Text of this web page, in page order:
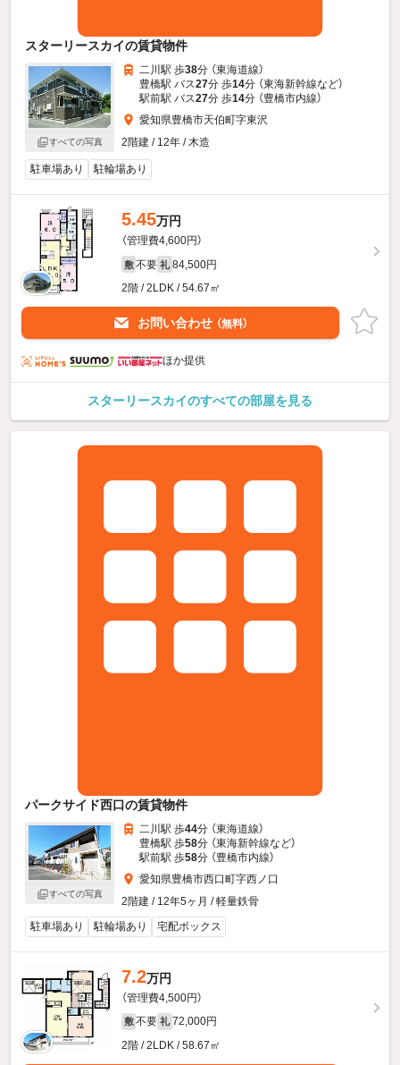
スターリースカイの賃貸物件
すべての写真
二川駅 歩38分 （東海道線）
豊橋駅 バス27分 歩14分 （東海新幹線など）
駅前駅 バス27分 歩14分 （豊橋市内線）
愛知県豊橋市天伯町字東沢
2階建 / 12年 / 木造
駐車場あり 駐輪場あり
5.45万円
（管理費4,600円）
敷 不要 礼 84,500円
2階 / 2LDK / 54.67㎡
お問い合わせ （無料）
ほか提供
スターリースカイのすべての部屋を見る
パークサイド西口の賃貸物件
すべての写真
二川駅 歩44分 （東海道線）
豊橋駅 歩58分 （東海新幹線など）
駅前駅 歩58分 （豊橋市内線）
愛知県豊橋市西口町字西ノ口
2階建 / 12年5ヶ月 / 軽量鉄骨
駐車場あり
駐輪場あり 宅配ボックス
7.2万円
（管理費4,500円）
敷 不要 礼 72,000円
2階 / 2LDK / 58.67㎡